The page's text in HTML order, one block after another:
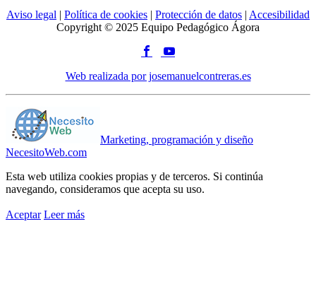
Aviso legal | Política de cookies | Protección de datos | Accesibilidad
Copyright © 2025 Equipo Pedagógico Ágora
Web realizada por josemanuelcontreras.es
Marketing, programación y diseño
NecesitoWeb.com
Esta web utiliza cookies propias y de terceros. Si continúa
navegando, consideramos que acepta su uso.
Aceptar Leer más